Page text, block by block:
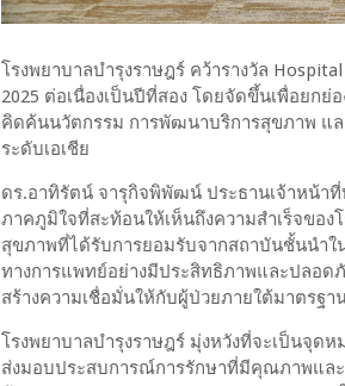
โรงพยาบาลบำรุงราษฎร์ คว้ารางวัล
2025 ต่อเนื่องเป็นปีที่สอง โดยจัดขึ้นเพื่อยก
คิดค้นนวัตกรรม การพัฒนาบริการสุขภาพ แ
ระดับเอเชีย
ดร.อาทิรัตน์ จารุกิจพิพัฒน์ ประธานเจ้าหน้าที่
ภาคภูมิใจที่สะท้อนให้เห็นถึงความสำเร็จขอ
สุขภาพที่ได้รับการยอมรับจากสถาบันชั้นนำใ
ทางการแพทย์อย่างมีประสิทธิภาพและปลอ
สร้างความเชื่อมั่นให้กับผู้ป่วยภายใต้มาตรฐ
โรงพยาบาลบำรุงราษฎร์ มุ่งหวังที่จะเป็นจุ
ส่งมอบประสบการณ์การรักษาที่มีคุณภาพแล